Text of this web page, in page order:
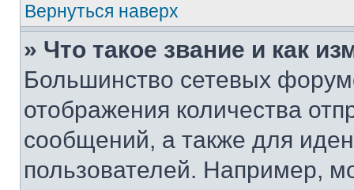
Вернуться наверх
» Что такое звание и как
Большинство сетевых
отображения количества
сообщений, а также для
пользователей. Например,